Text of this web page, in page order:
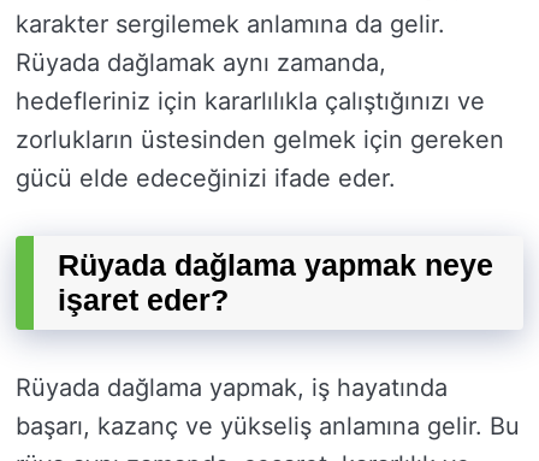
karakter sergilemek anlamına da gelir.
Rüyada dağlamak aynı zamanda,
hedefleriniz için kararlılıkla çalıştığınızı ve
zorlukların üstesinden gelmek için gereken
gücü elde edeceğinizi ifade eder.
Rüyada dağlama yapmak neye
işaret eder?
Rüyada dağlama yapmak, iş hayatında
başarı, kazanç ve yükseliş anlamına gelir. Bu